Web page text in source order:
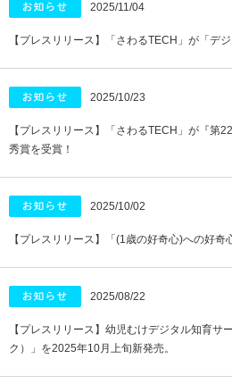
2025/11/04
【プレスリリース】「さわるTECH」が「デ
2025/10/23
【プレスリリース】「さわるTECH」が『
秀賞を受賞！
2025/10/02
【プレスリリース】「(1歳の好奇心)への好奇
2025/08/22
【プレスリリース】幼児むけデジタル知育サ
ク）」を2025年10月上旬新発売。